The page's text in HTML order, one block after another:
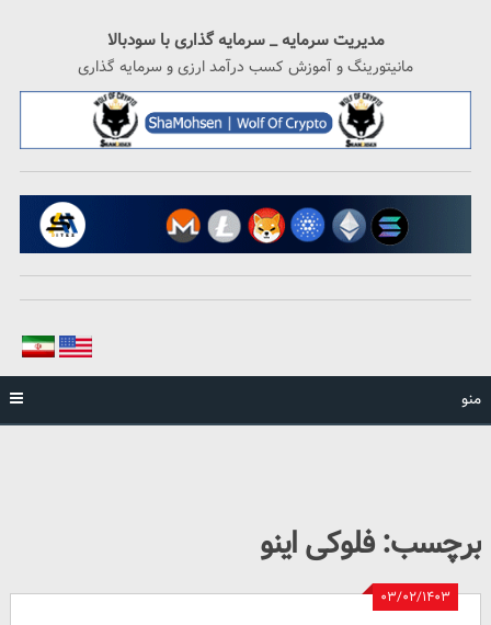
مدیریت سرمایه _ سرمایه گذاری با سودبالا
مانیتورینگ و آموزش کسب درآمد ارزی و سرمایه گذاری
منو
برچسب:فلوکی اینو
۰۳/۰۲/۱۴۰۳